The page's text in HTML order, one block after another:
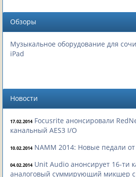
Обзоры
Музыкальное оборудование для
iPad
Новости
17.02.2014 Focusrite анонсировали
канальный AES3 I/O
10.02.2014 NAMM 2014: Новые педали
04.02.2014 Unit Audio анонсирует 16-ти
аналоговый суммирующий микшер